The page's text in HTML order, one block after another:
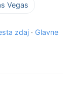
Vegas
zdaj · Glavne